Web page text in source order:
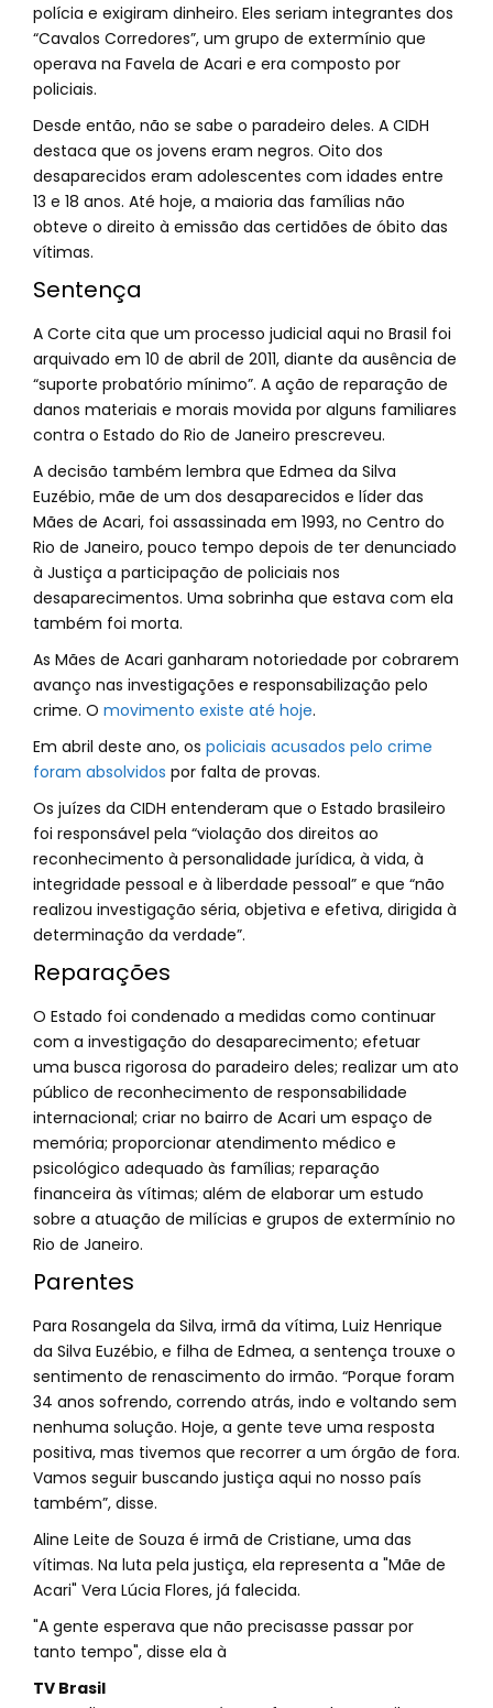
polícia e exigiram dinheiro. Eles seriam integrantes dos
“Cavalos Corredores”, um grupo de extermínio que
operava na Favela de Acari e era composto por
policiais.
Desde então, não se sabe o paradeiro deles. A CIDH
destaca que os jovens eram negros. Oito dos
desaparecidos eram adolescentes com idades entre
13 e 18 anos. Até hoje, a maioria das famílias não
obteve o direito à emissão das certidões de óbito das
vítimas.
Sentença
A Corte cita que um processo judicial aqui no Brasil foi
arquivado em 10 de abril de 2011, diante da ausência de
“suporte probatório mínimo”. A ação de reparação de
danos materiais e morais movida por alguns familiares
contra o Estado do Rio de Janeiro prescreveu.
A decisão também lembra que Edmea da Silva
Euzébio, mãe de um dos desaparecidos e líder das
Mães de Acari, foi assassinada em 1993, no Centro do
Rio de Janeiro, pouco tempo depois de ter denunciado
à Justiça a participação de policiais nos
desaparecimentos. Uma sobrinha que estava com ela
também foi morta.
As Mães de Acari ganharam notoriedade por cobrarem
avanço nas investigações e responsabilização pelo
crime. O movimento existe até hoje.
Em abril deste ano, os policiais acusados pelo crime
foram absolvidos por falta de provas.
Os juízes da CIDH entenderam que o Estado brasileiro
foi responsável pela “violação dos direitos ao
reconhecimento à personalidade jurídica, à vida, à
integridade pessoal e à liberdade pessoal” e que “não
realizou investigação séria, objetiva e efetiva, dirigida à
determinação da verdade”.
Reparações
O Estado foi condenado a medidas como continuar
com a investigação do desaparecimento; efetuar
uma busca rigorosa do paradeiro deles; realizar um ato
público de reconhecimento de responsabilidade
internacional; criar no bairro de Acari um espaço de
memória; proporcionar atendimento médico e
psicológico adequado às famílias; reparação
financeira às vítimas; além de elaborar um estudo
sobre a atuação de milícias e grupos de extermínio no
Rio de Janeiro.
Parentes
Para Rosangela da Silva, irmã da vítima, Luiz Henrique
da Silva Euzébio, e filha de Edmea, a sentença trouxe o
sentimento de renascimento do irmão. “Porque foram
34 anos sofrendo, correndo atrás, indo e voltando sem
nenhuma solução. Hoje, a gente teve uma resposta
positiva, mas tivemos que recorrer a um órgão de fora.
Vamos seguir buscando justiça aqui no nosso país
também”, disse.
Aline Leite de Souza é irmã de Cristiane, uma das
vítimas. Na luta pela justiça, ela representa a "Mãe de
Acari" Vera Lúcia Flores, já falecida.
"A gente esperava que não precisasse passar por
tanto tempo", disse ela à
TV Brasil